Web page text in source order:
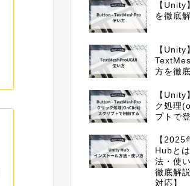
【
を徹底
【Unity
方を徹
【
ク処理
プトで
【2025
Hubと
法・使
徹底解
対応】